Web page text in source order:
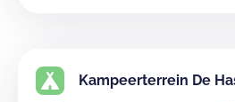
Kampeerterrein De